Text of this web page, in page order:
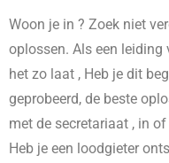
Woon je in ? Zoek niet
oplossen. Als een
het zo laat , Heb je dit
geprobeerd, de beste
met de secretariaat , in of
Heb je een loodgieter